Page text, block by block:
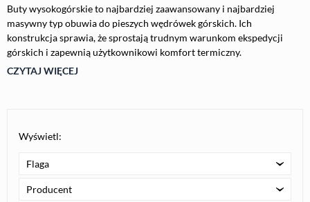
Buty wysokogórskie to najbardziej zaawansowany i najbardziej
masywny typ obuwia do pieszych wędrówek górskich. Ich
konstrukcja sprawia, że sprostają trudnym warunkom ekspedycji
górskich i zapewnią użytkownikowi komfort termiczny.
CZYTAJ WIĘCEJ
Wyświetl:
Flaga
Producent